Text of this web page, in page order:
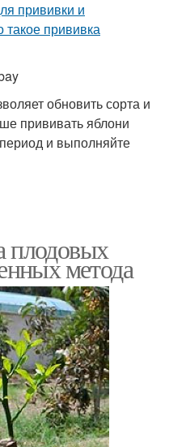
обновить сорта и
прививать яблони
и выполняйте
плодовых
метода